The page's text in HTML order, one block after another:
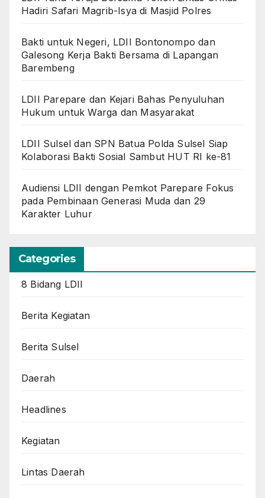
Hadiri Safari Magrib-Isya di Masjid Polres
Bakti untuk Negeri, LDII Bontonompo dan
Galesong Kerja Bakti Bersama di Lapangan
Barembeng
LDII Parepare dan Kejari Bahas Penyuluhan
Hukum untuk Warga dan Masyarakat
LDII Sulsel dan SPN Batua Polda Sulsel Siap
Kolaborasi Bakti Sosial Sambut HUT RI ke-81
Audiensi LDII dengan Pemkot Parepare Fokus
pada Pembinaan Generasi Muda dan 29
Karakter Luhur
Categories
8 Bidang LDII
Berita Kegiatan
Berita Sulsel
Daerah
Headlines
Kegiatan
Lintas Daerah